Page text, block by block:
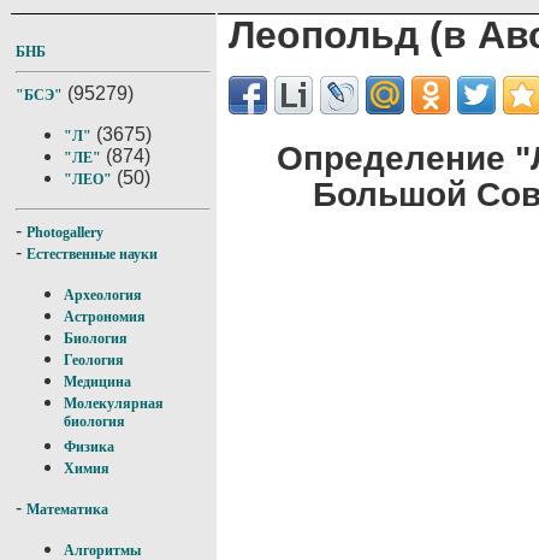
БНБ
"БСЭ" (95279)
"Л" (3675)
"ЛЕ" (874)
"ЛЕО" (50)
- Photogallery
- Естественные науки
Археология
Астрономия
Биология
Геология
Медицина
Молекулярная
биология
Физика
Химия
- Математика
Алгоритмы
Леопольд (в
Определение
Большой